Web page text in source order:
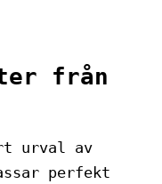
från
urval av
perfekt